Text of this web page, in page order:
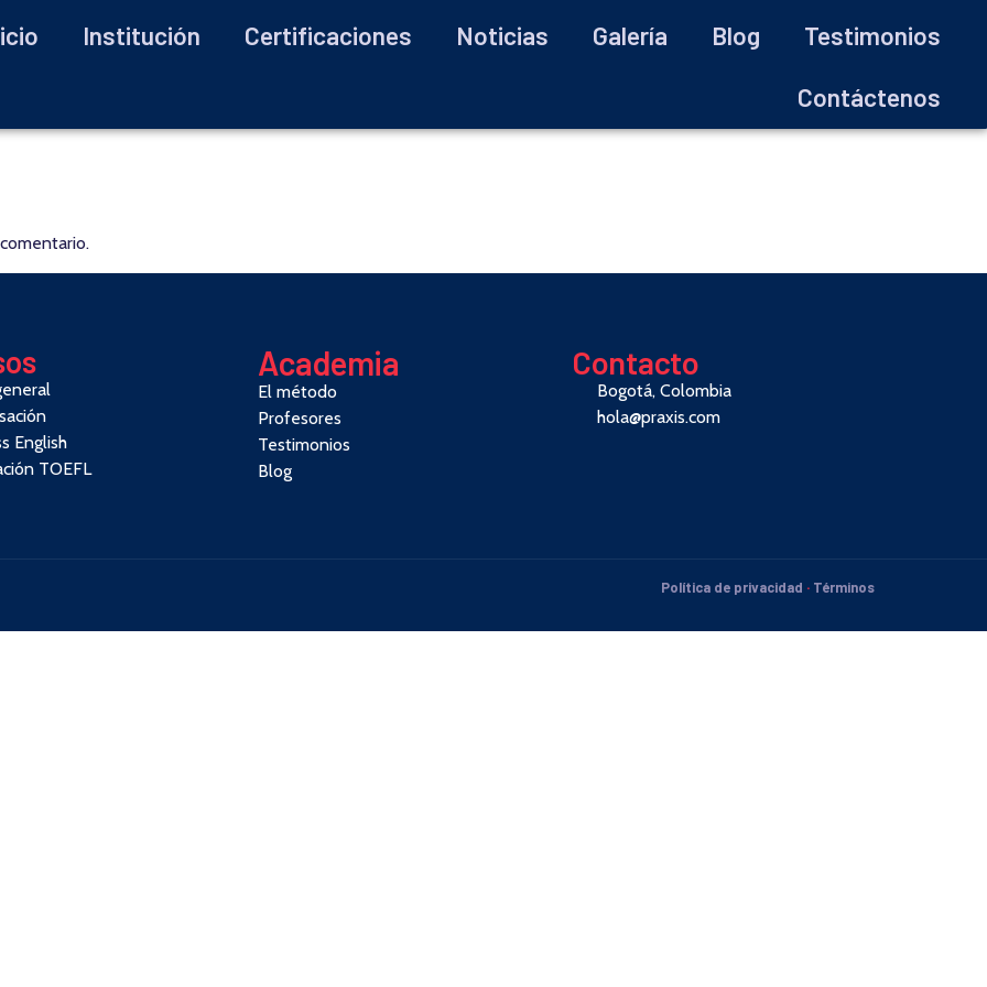
Institución Certificaciones Noticias Galería Blog
Testimonios
Contáctenos
English
TOEFL
Academia
El método
Profesores
Testimonios
Blog
Contacto
Bogotá, Colombia
hola@praxis.com
Política de privacidad · Términos